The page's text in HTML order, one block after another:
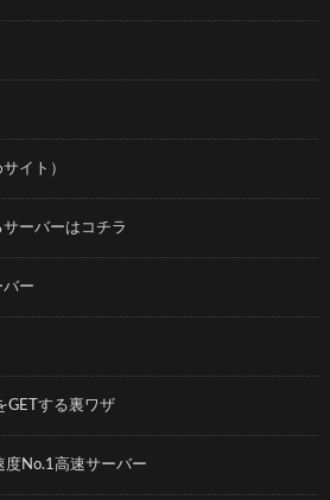
イト）
ーバーはコチラ
バー
GETする裏ワザ
度No.1高速サーバー